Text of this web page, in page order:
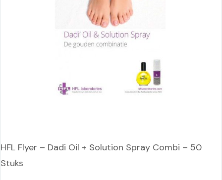
HFL Flyer – Dadi Oil + Solution Spray Combi – 50
Stuks